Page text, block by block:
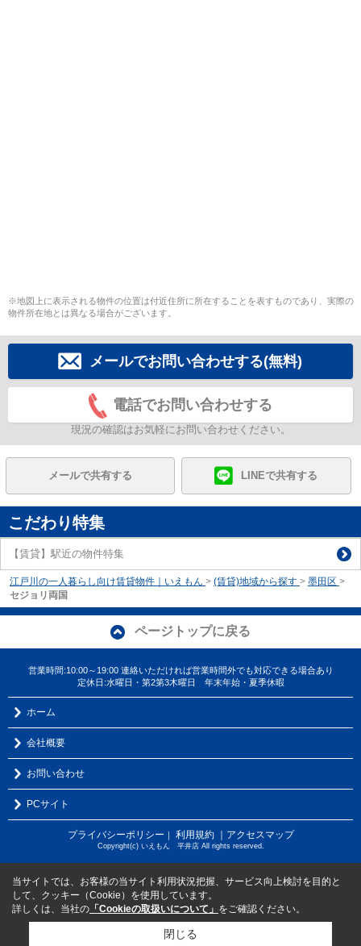
※地図上に表示される物件の位置は付近住所に所在することを表すものであり、実際の
物件所在地とは異なる場合がございます。
メールでお問い合わせする(無料)
電話でお問い合わせする
現況の確認はお気軽にお問い合わせください。
メールで共有する LINEで共有する
こだわり特集
【賃貸】駅近の物件特集
江戸川の一人暮らし向け賃貸物件｜いえもん > (賃貸)地域から探す > 墨田区 >
セジョリ両国
ページトップに戻る
営業時間:10:00～19:00 連絡いただければ営業時間外でも対応できる場合あり
定休日:水曜日・第2第3木曜日 年末年始・夏季休暇
ホーム
会社概要
お問い合わせ
PCサイト
プライバシーポリシー 利用規約 ｜アクセスマップ
Copyright(c) いえもん 平井店 All rights reserved.
当サイトでは、お客様の当サイト利用状況把握、サービス向上検討を目的と
して、クッキー（Cookie）を使用しています。
詳しくは、当社の 「Cookieの取扱いについて」 をご確認ください。
閉じる